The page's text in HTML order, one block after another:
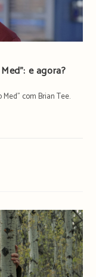
e agora?
com Brian Tee.